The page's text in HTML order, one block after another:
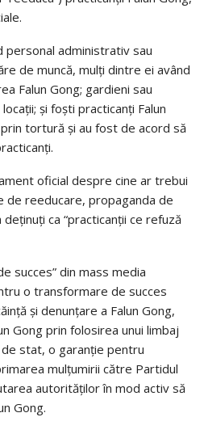
personal administrativ sau
de muncă, mulţi dintre ei având
Falun Gong; gardieni sau
şi foşti practicanţi Falun
tortură şi au fost de acord să
oficial despre cine ar trebui
de reeducare, propaganda de
ca “practicanţii ce refuză
succes” din mass media
o transformare de succes
şi denunţare a Falun Gong,
Gong prin folosirea unui limbaj
stat, o garanţie pentru
mulţumirii către Partidul
autorităţilor în mod activ să
Gong.